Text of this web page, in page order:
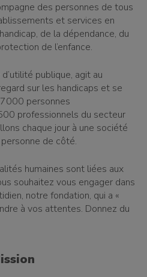
des personnes de tous
et services en
de la dépendance, du
de l’enfance.
publique, agit au
sur les handicaps et se
personnes
professionnels du secteur
chaque jour à une société
de côté.
humaines sont liées aux
souhaitez vous engager dans
notre fondation, qui a «
à vos attentes. Donnez du